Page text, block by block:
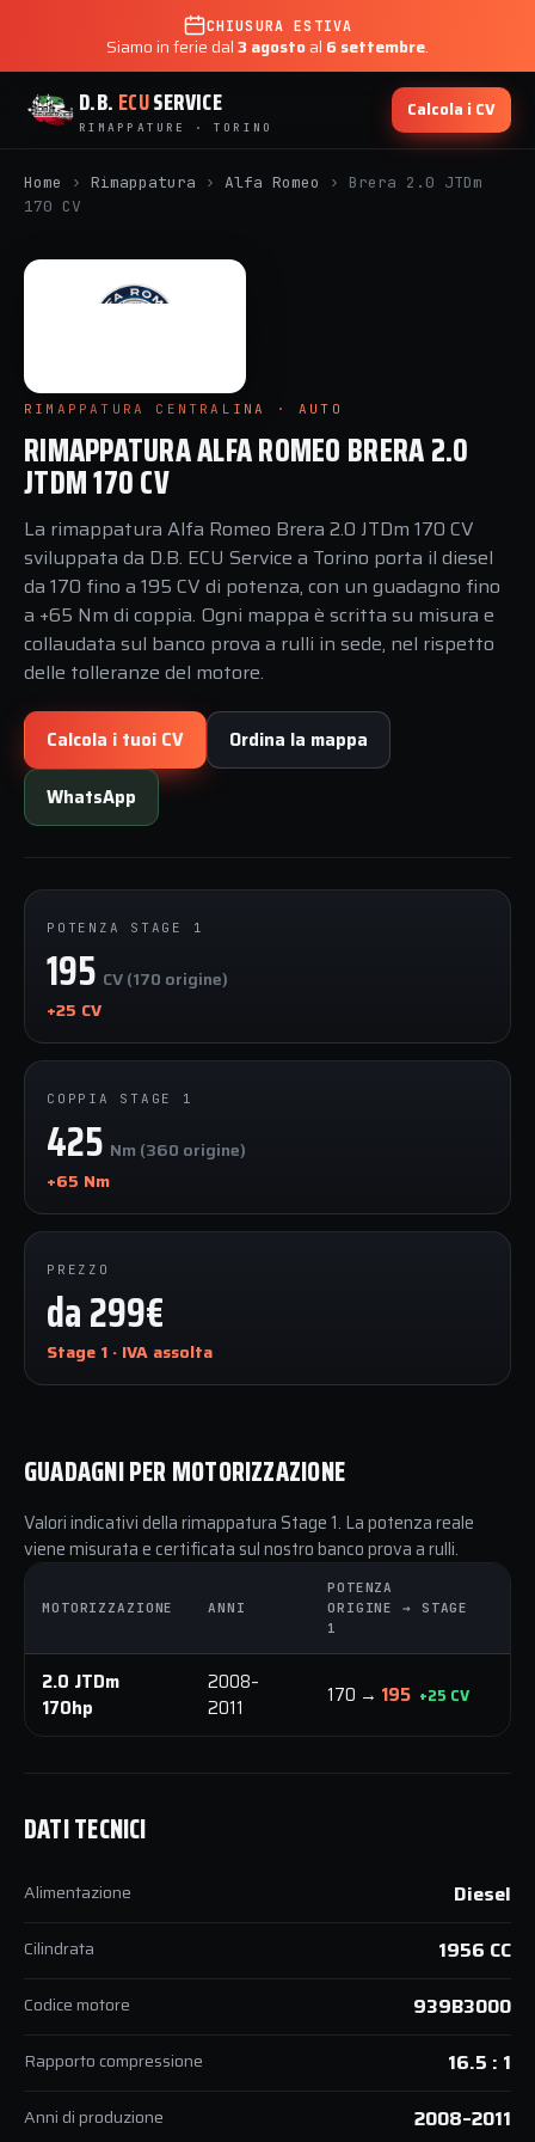
CHIUSURA ESTIVA
Siamo in ferie dal3 agostoal 6 settembre.
D.B. ECUSERVICE
RIMAPPATURE · TORINO
Calcola i CV
Home › Rimappatura › Alfa Romeo › Brera 2.0 JTDm
170 CV
RIMAPPATURA CENTRALINA · AUTO
RIMAPPATURA ALFA ROMEO BRERA 2.0
JTDM 170 CV
La rimappatura Alfa Romeo Brera 2.0 JTDm 170 CV
sviluppata da D.B. ECU Service a Torino porta il diesel
da 170 fino a 195 CV di potenza, con un guadagno fino
a +65 Nm di coppia. Ogni mappa è scritta su misura e
collaudata sul banco prova a rulli in sede, nel rispetto
delle tolleranze del motore.
Calcola i tuoi CV Ordina la mappa
WhatsApp
POTENZA STAGE 1
195 CV (170 origine)
+25 CV
COPPIA STAGE 1
425 Nm (360 origine)
+65 Nm
PREZZO
da 299€
Stage 1 · IVA assolta
GUADAGNI PER MOTORIZZAZIONE
Valori indicativi della rimappatura Stage 1. La potenza reale
viene misurata e certificata sul nostro banco prova a rulli.
MOTORIZZAZIONE ANNI
POTENZA
ORIGINE → STAGE
1
2.0 JTDm
170hp
2008–
2011
170 → 195 +25 CV
DATI TECNICI
Alimentazione Diesel
Cilindrata 1956 CC
Codice motore 939B3000
Rapporto compressione 16.5 : 1
Anni di produzione 2008–2011